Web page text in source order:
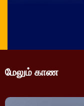
மேலும் காண